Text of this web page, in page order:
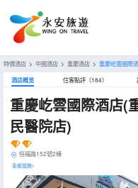
特價酒店 > 中國酒店 > 重慶酒店 > 重慶屹雲國際
酒店概览 住客點評（184）
重慶屹雲國際酒店(
民醫院店)
恒福路152號2棟
全部設施>